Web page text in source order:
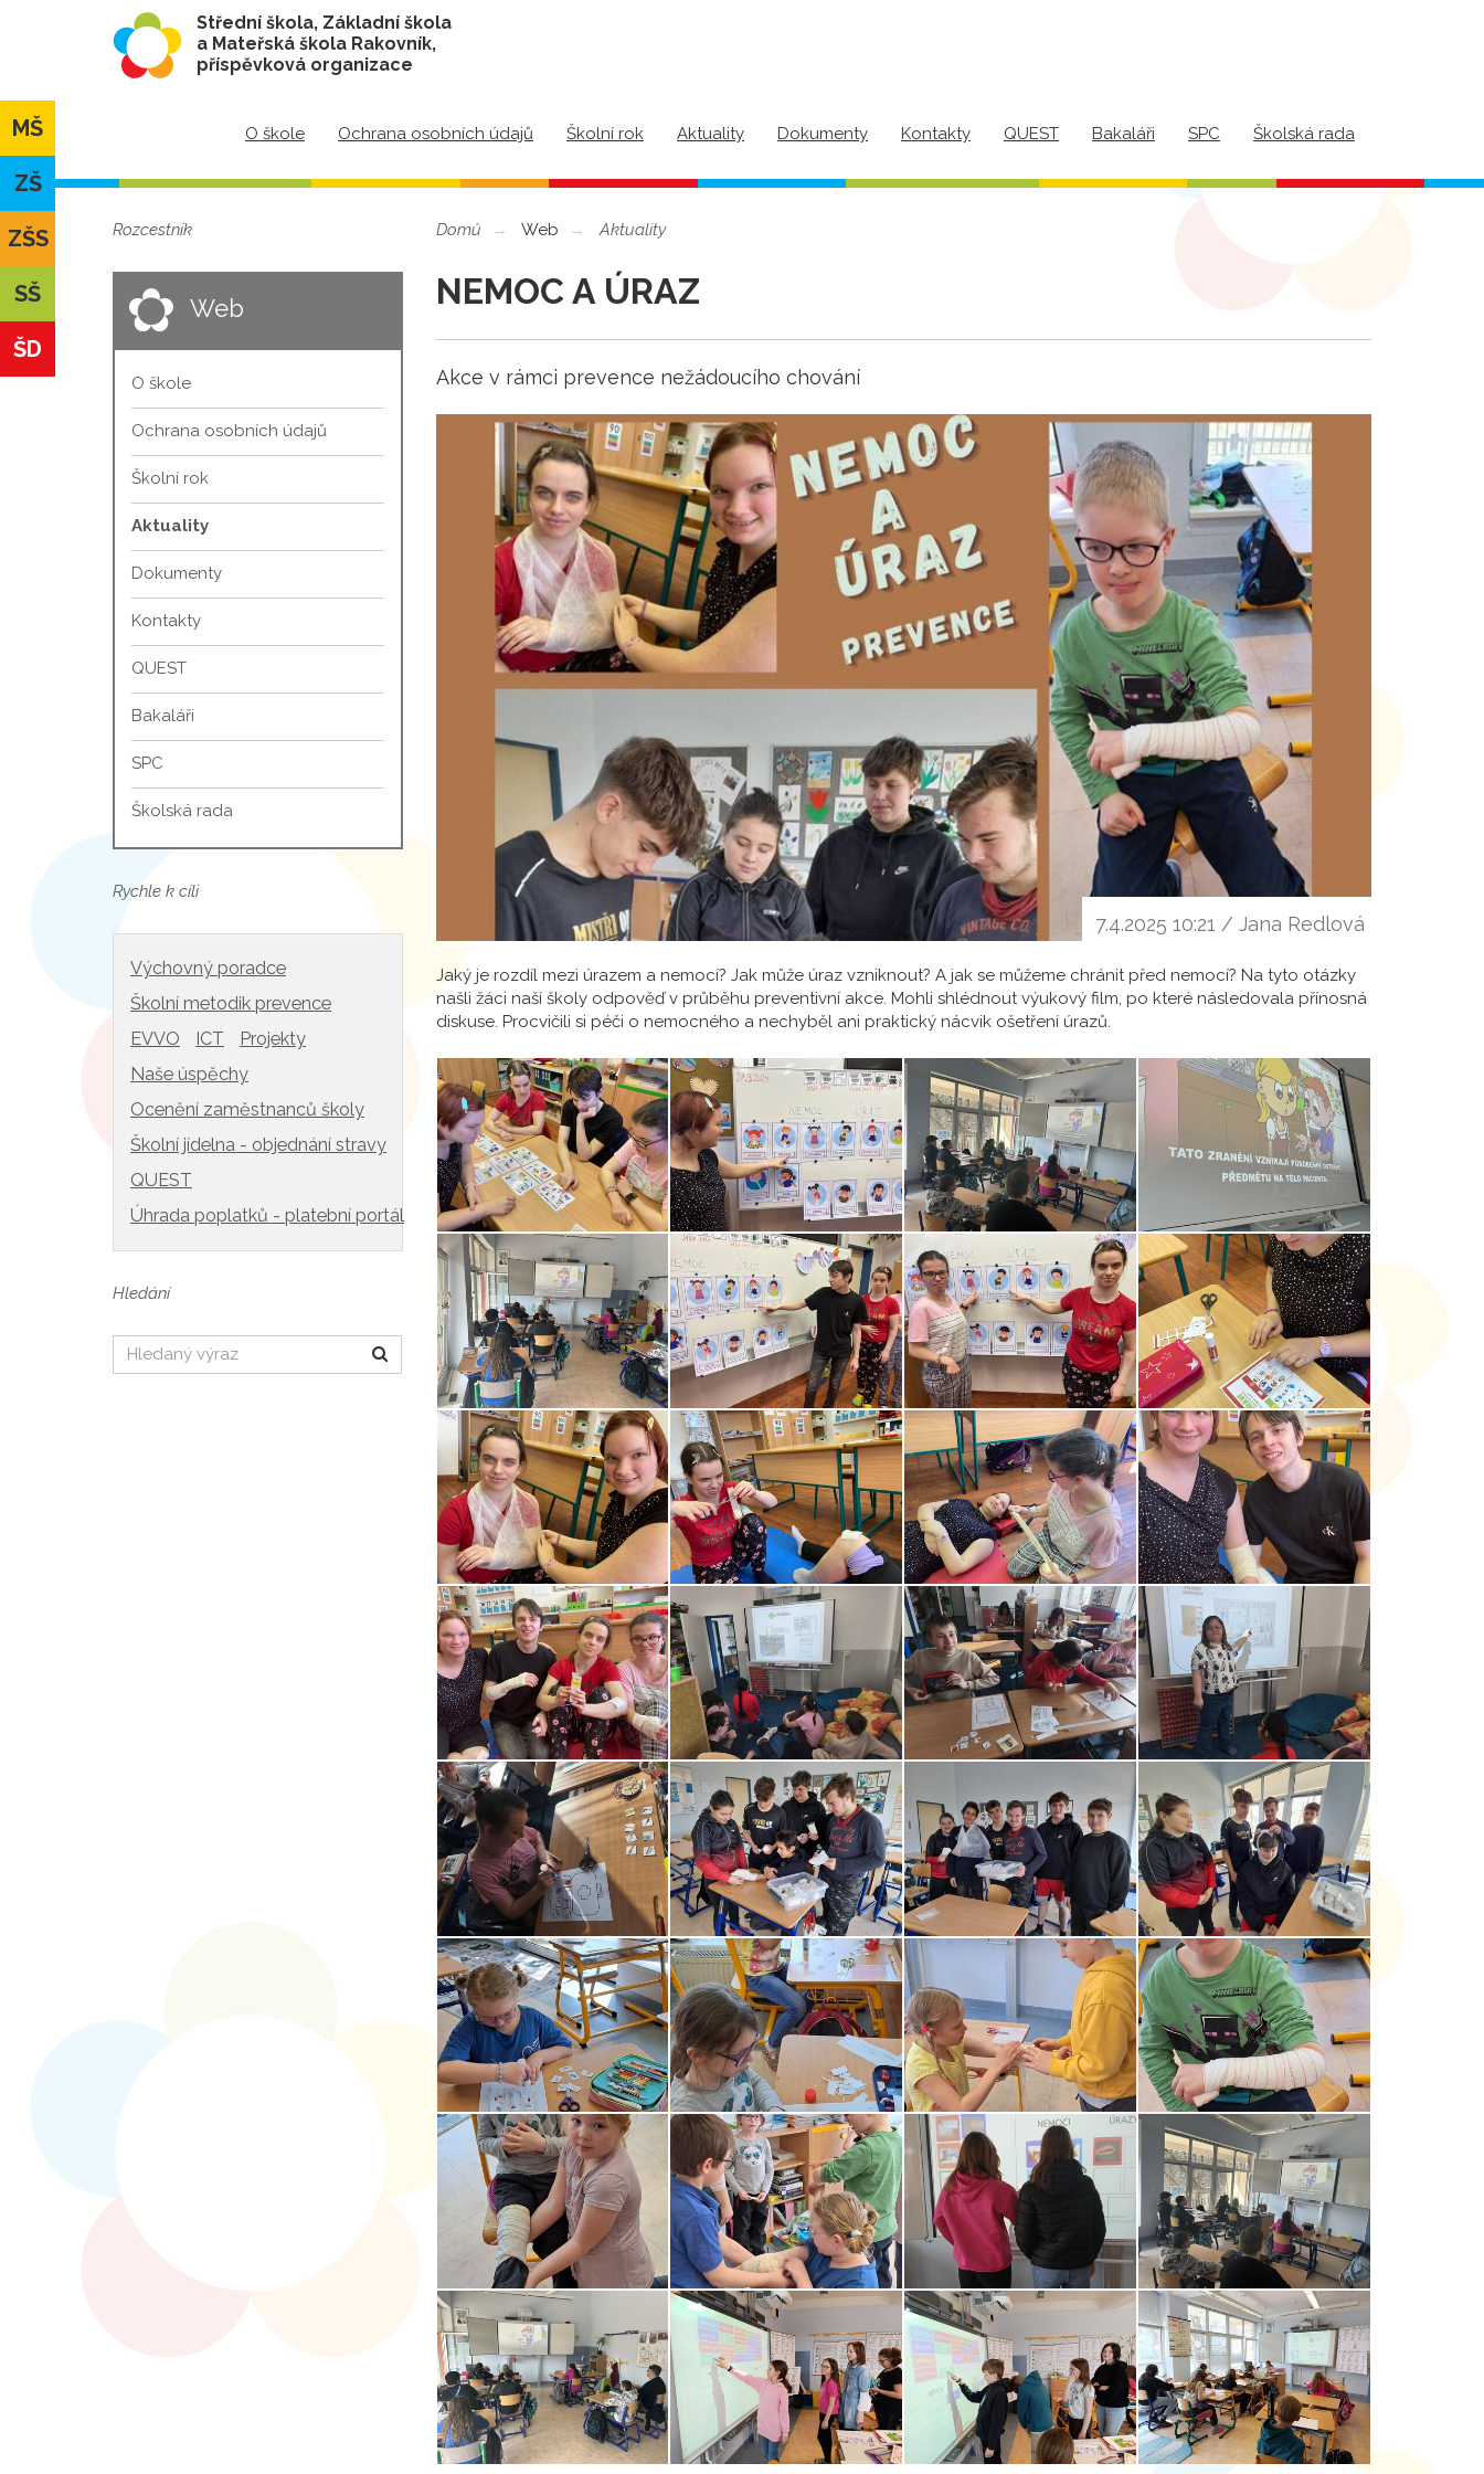
Střední škola, Základní škola
a Mateřská škola Rakovník,
příspěvková organizace
O škole Ochrana osobních údajů Školní rok Aktuality Dokumenty Kontakty QUEST Bakaláři SPC Školská rada
MŠ
ZŠ
ZŠS
SŠ
ŠD
Rozcestník
Web
O škole
Ochrana osobních údajů
Školní rok
Aktuality
Dokumenty
Kontakty
QUEST
Bakaláři
SPC
Školská rada
Rychle k cíli
Výchovný poradce
Školní metodik prevence
EVVO
ICT
Projekty
Naše úspěchy
Ocenění zaměstnanců školy
Školní jídelna - objednání stravy
QUEST
Úhrada poplatků - platební portál
Hledání
Hledat
Domů Web Aktuality
NEMOC A ÚRAZ
Akce v rámci prevence nežádoucího chování
7.4.2025 10:21 / Jana Redlová
Jaký je rozdíl mezi úrazem a nemocí? Jak může úraz vzniknout? A jak se můžeme chránit před nemocí? Na tyto otázky
našli žáci naší školy odpověď v průběhu preventivní akce. Mohli shlédnout výukový film, po které následovala přínosná
diskuse. Procvičili si péči o nemocného a nechyběl ani praktický nácvik ošetření úrazů.